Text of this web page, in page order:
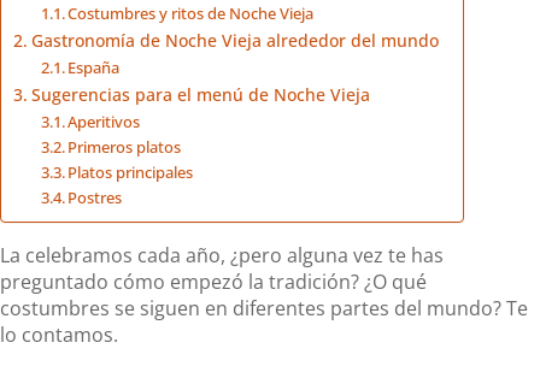
Costumbres y ritos de Noche Vieja
Gastronomía de Noche Vieja alrededor del mundo
España
Sugerencias para el menú de Noche Vieja
Aperitivos
Primeros platos
Platos principales
Postres
La celebramos cada año, ¿pero alguna vez te has
preguntado cómo empezó la tradición? ¿O qué
costumbres se siguen en diferentes partes del mundo? Te
lo contamos.